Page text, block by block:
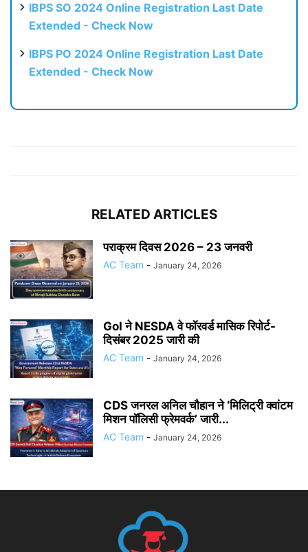
IBPS SO 2024 Online Registration Last Date
Extended - Check Now
IBPS PO 2024 Online Registration Last Date
Extended - Check Now
RELATED ARTICLES
पराक्रम दिवस 2026 – 23 जनवरी
AC Team - January 24, 2026
GoI ने NESDA वे फॉरवर्ड मासिक रिपोर्ट-
दिसंबर 2025 जारी की
AC Team - January 24, 2026
CDS जनरल अनिल चौहान ने ‘मिलिट्री क्वांटम
मिशन पॉलिसी फ्रेमवर्क’ जारी...
AC Team - January 24, 2026